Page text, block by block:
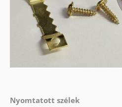
Nyomtatott szélek